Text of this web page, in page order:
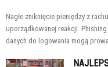
Nagłe zniknięcie pieniędzy z
uporządkowanej reakcji.
danych do logowania mogą